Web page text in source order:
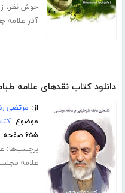
خوش نظر،
آثار علامه
دانلود کتاب نقدهای علامه
از: مرتضی
موضوع:
۶۵۵ صفحه
برچسب‌ها:
علامه